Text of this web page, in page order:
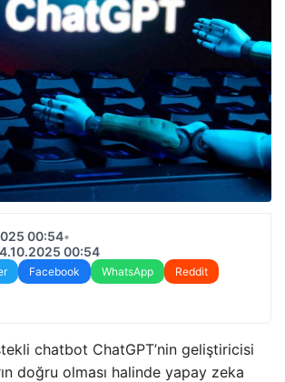
00:54•
00:54
Facebook WhatsApp
Reddit
chatbot ChatGPT’nin geliştiricisi
doğru olması halinde yapay zeka